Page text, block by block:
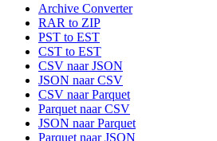
Archive Converter
RAR to ZIP
PST to EST
CST to EST
CSV naar JSON
JSON naar CSV
CSV naar Parquet
Parquet naar CSV
JSON naar Parquet
Parquet naar JSON